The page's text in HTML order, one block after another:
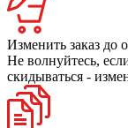
Изменить заказ до
Не волнуйтесь,
скидываться -